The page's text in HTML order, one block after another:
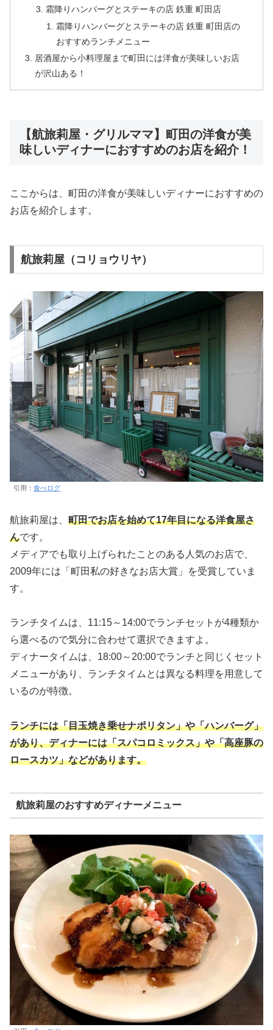
霜降りハンバーグとステーキの店 鉄重 町田店
霜降りハンバーグとステーキの店 鉄重 町田店の
おすすめランチメニュー
居酒屋から小料理屋まで町田には洋食が美味しいお店
が沢山ある！
【航旅莉屋・グリルママ】町田の洋食が美
味しいディナーにおすすめのお店を紹介！
ここからは、町田の洋食が美味しいディナーにおすすめの
お店を紹介します。
航旅莉屋（コリョウリヤ）
引用： 食べログ
航旅莉屋は、 町田でお店を始めて17年目になる洋食屋さ
んです。
メディアでも取り上げられたことのある人気のお店で、
2009年には「町田私の好きなお店大賞」を受賞していま
す。
ランチタイムは、11:15～14:00でランチセットが4種類か
ら選べるので気分に合わせて選択できますよ。
ディナータイムは、18:00～20:00でランチと同じくセット
メニューがあり、ランチタイムとは異なる料理を用意して
いるのが特徴。
ランチには「目玉焼き乗せナポリタン」や「ハンバーグ」
があり、ディナーには「スパコロミックス」や「高座豚の
ロースカツ」などがあります。
航旅莉屋のおすすめディナーメニュー